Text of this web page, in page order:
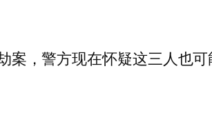
案，警方现在怀疑这三人也